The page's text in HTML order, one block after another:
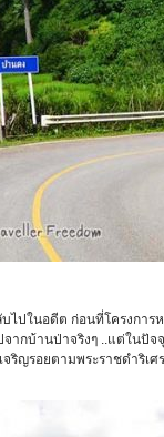
ปในอดีต ก่อนที่โครงการ
ากบ้านป่าจริงๆ ..แต่ในปั
ริญรอยตามพระราชดำริเ